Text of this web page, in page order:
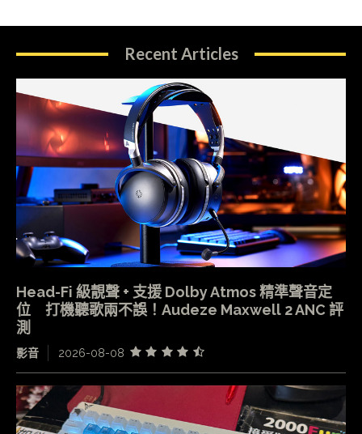
Recent Articles
Head-Fi 級靚聲 + 支援 Dolby Atmos 精準聲音定
位 打機聽歌兩不誤！Audeze Maxwell 2 ANC 評
測
影音 2026-08-08